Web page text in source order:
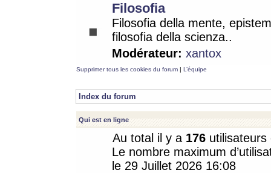
Filosofia
Filosofia della mente,
filosofia della scienza..
Modérateur: xantox
Supprimer tous les cookies du forum | L’équipe
Index du forum
Qui est en ligne
Au total il y a 176
Le nombre maximum
le 29 Juillet 2026 16:08